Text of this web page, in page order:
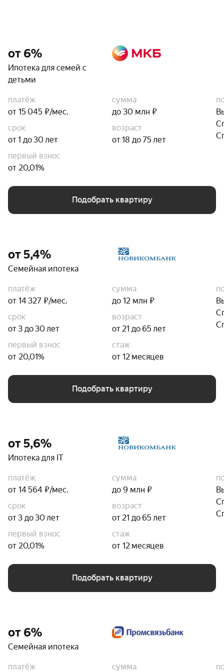
от 6%
Ипотека для семей с
детьми
платёж
от 15 045 ₽/мес.
сумма
до 30 млн ₽
срок
от 1 до 30 лет
возраст
от 18 до 75 лет
первый взнос
от 20,01%
Подобрать квартиру
от 5,4%
Семейная ипотека
платёж
от 14 327 ₽/мес.
сумма
до 12 млн ₽
срок
от 3 до 30 лет
возраст
от 21 до 65 лет
первый взнос
от 20,01%
стаж
от 12 месяцев
Подобрать квартиру
от 5,6%
Ипотека для IT
платёж
от 14 564 ₽/мес.
сумма
до 9 млн ₽
срок
от 3 до 30 лет
возраст
от 21 до 65 лет
первый взнос
от 20,01%
стаж
от 12 месяцев
Подобрать квартиру
от 6%
Семейная ипотека
платёж
сумма